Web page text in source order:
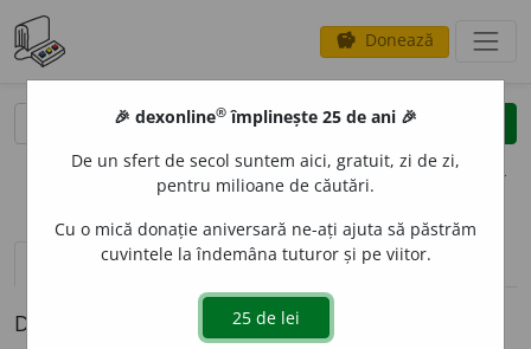
savings Donează
clear
opțiuni
definiții (1) pronunțievolume_up (44)
Definiția cu ID-ul 336124:
🎉 dexonline® împlinește 25 de ani 🎉
De un sfert de secol suntem aici, gratuit, zi de zi,
pentru milioane de căutări.
Cu o mică donație aniversară ne-ați ajuta să păstrăm
cuvintele la îndemâna tuturor și pe viitor.